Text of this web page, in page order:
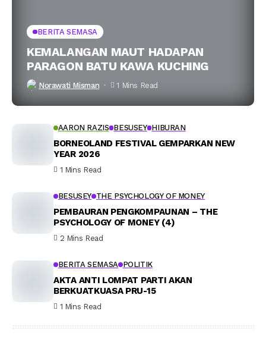
BERITA SEMASA
KEMALANGAN MAUT HADAPAN
PARAGON BATU KAWA KUCHING
Norawati Misman 1 Mins Read
AARON RAZIS BESUSEY HIBURAN
BORNEOLAND FESTIVAL GEMPARKAN NEW
YEAR 2026
1 Mins Read
BESUSEY THE PSYCHOLOGY OF MONEY
PEMBAURAN PENGKOMPAUNAN – THE
PSYCHOLOGY OF MONEY (4)
2 Mins Read
BERITA SEMASA POLITIK
AKTA ANTI LOMPAT PARTI AKAN
BERKUATKUASA PRU-15
1 Mins Read